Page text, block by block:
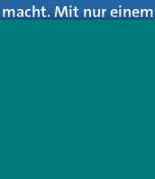
Mit nur einem